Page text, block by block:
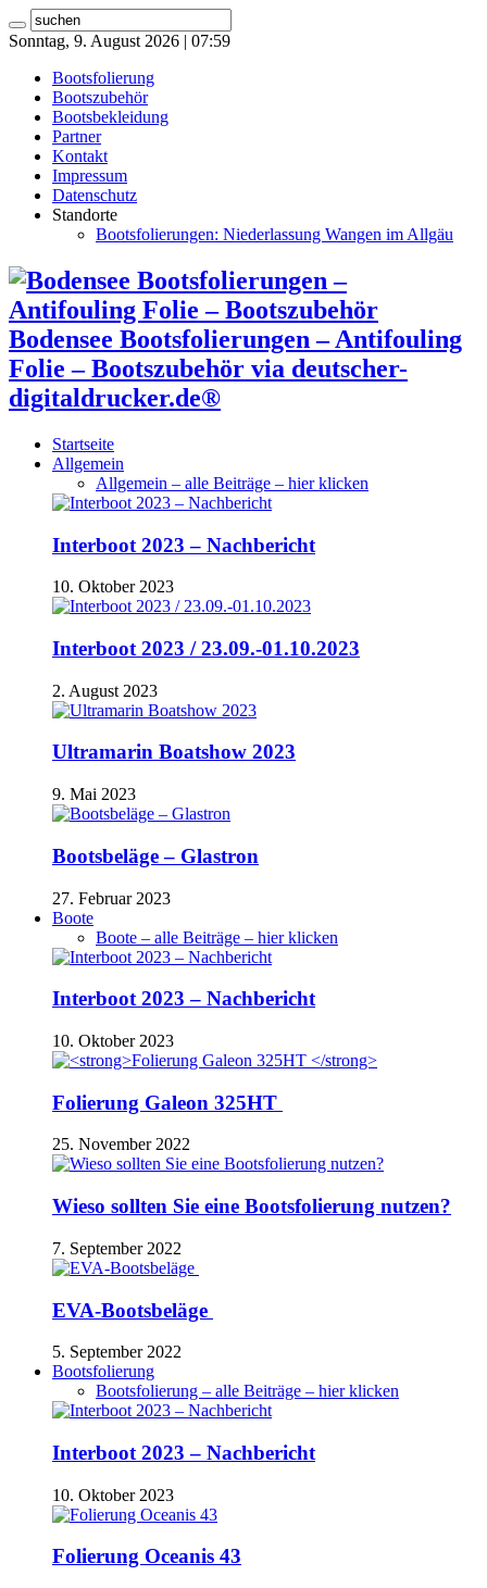
Sonntag, 9. August 2026 | 07:59
Bootsfolierung
Bootszubehör
Bootsbekleidung
Partner
Kontakt
Impressum
Datenschutz
Standorte
Bootsfolierungen: Niederlassung Wangen im Allgäu
Bodensee Bootsfolierungen – Antifouling
Folie – Bootszubehör via deutscher-
digitaldrucker.de®
Startseite
Allgemein
Allgemein – alle Beiträge – hier klicken
Interboot 2023 – Nachbericht
10. Oktober 2023
Interboot 2023 / 23.09.-01.10.2023
2. August 2023
Ultramarin Boatshow 2023
9. Mai 2023
Bootsbeläge – Glastron
27. Februar 2023
Boote
Boote – alle Beiträge – hier klicken
Interboot 2023 – Nachbericht
10. Oktober 2023
Folierung Galeon 325HT
25. November 2022
Wieso sollten Sie eine Bootsfolierung nutzen?
7. September 2022
EVA-Bootsbeläge
5. September 2022
Bootsfolierung
Bootsfolierung – alle Beiträge – hier klicken
Interboot 2023 – Nachbericht
10. Oktober 2023
Folierung Oceanis 43